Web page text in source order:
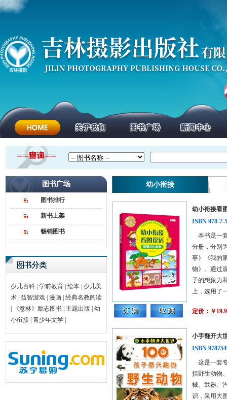
图书广场
图书排行
新书上架
畅销图书
少儿百科 学前教育 绘本
少儿美
术 益智游戏 漫画 经典名教阅读
《意林》励志图书 主题出版
幼
小衔接 青少年文学
幼小衔接
幼小衔接看
ISBN 978-7-
本书是一
分册，分别
事》《我的
物》。通过
子的想象力
上，选用了
定价：￥
小手翻开大
ISBN
这是一套
括野生动物
械、武器、
识，采用大